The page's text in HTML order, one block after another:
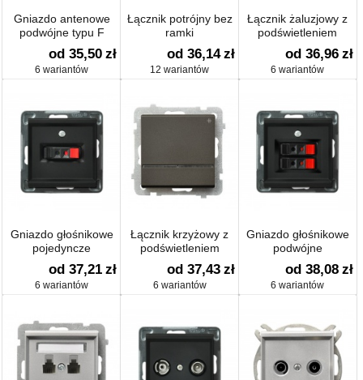
Gniazdo antenowe
podwójne typu F
od 35,50 zł
6 wariantów
Łącznik potrójny bez
ramki
od 36,14 zł
12 wariantów
Łącznik żaluzjowy z
podświetleniem
od 36,96 zł
6 wariantów
Gniazdo głośnikowe
pojedyncze
od 37,21 zł
6 wariantów
Łącznik krzyżowy z
podświetleniem
od 37,43 zł
6 wariantów
Gniazdo głośnikowe
podwójne
od 38,08 zł
6 wariantów